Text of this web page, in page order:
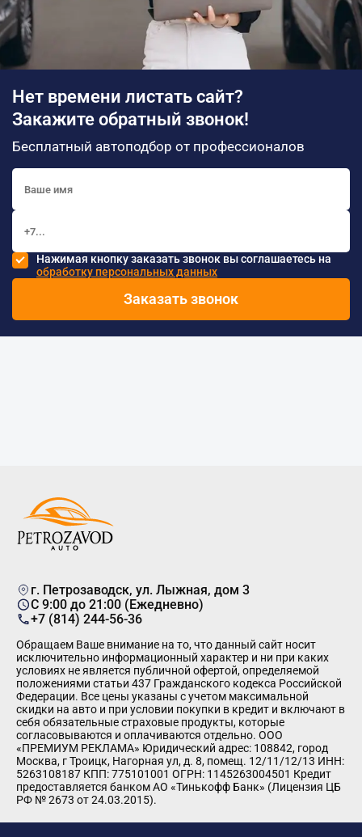
Нет времени листать сайт?
Закажите обратный звонок!
Бесплатный автоподбор от профессионалов
Нажимая кнопку заказать звонок вы соглашаетесь на
обработку персональных данных
Заказать звонок
г. Петрозаводск, ул. Лыжная, дом 3
C 9:00 до 21:00 (Ежедневно)
+7 (814) 244-56-36
Обращаем Ваше внимание на то, что данный сайт носит
исключительно информационный характер и ни при каких
условиях не является публичной офертой, определяемой
положениями статьи 437 Гражданского кодекса Российской
Федерации. Все цены указаны с учетом максимальной
скидки на авто и при условии покупки в кредит и включают в
себя обязательные страховые продукты, которые
согласовываются и оплачиваются отдельно. ООО
«ПРЕМИУМ РЕКЛАМА» Юридический адрес: 108842, город
Москва, г Троицк, Нагорная ул, д. 8, помещ. 12/11/12/13 ИНН:
5263108187 КПП: 775101001 ОГРН: 1145263004501 Кредит
предоставляется банком АО «Тинькофф Банк» (Лицензия ЦБ
РФ № 2673 от 24.03.2015).